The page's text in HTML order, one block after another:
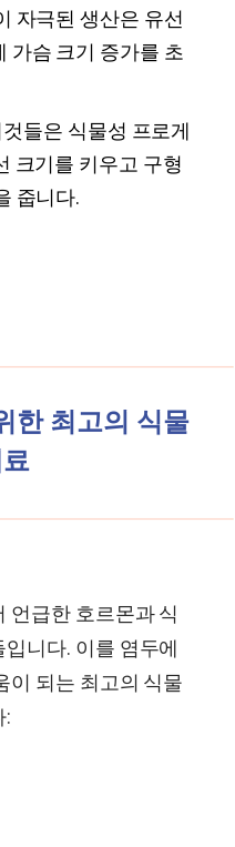
자극된 생산은 유선
가슴 크기 증가를 초
들은 식물성 프로게
크기를 키우고 구형
줍니다.
한 최고의 식물
언급한 호르몬과 식
니다. 이를 염두에
이 되는 최고의 식물
: